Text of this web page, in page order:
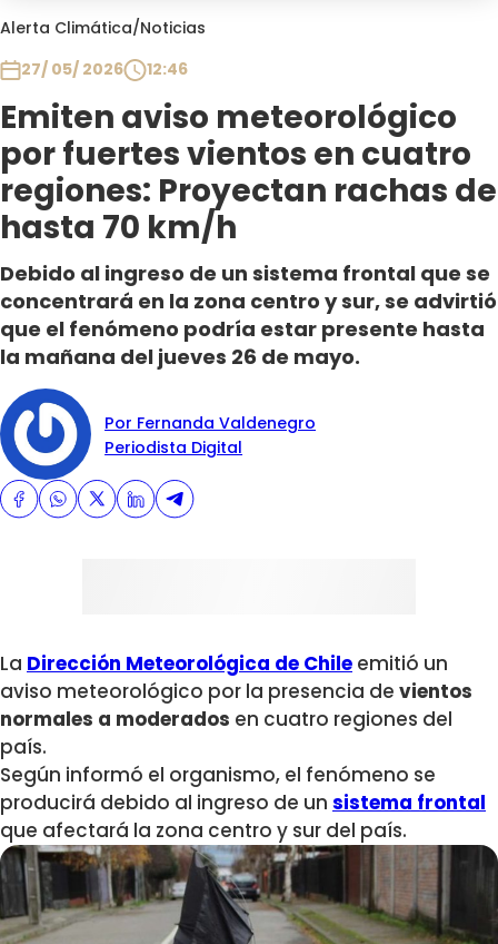
Alerta Climática/Noticias
27/ 05/ 2026
12:46
Emiten aviso meteorológico
por fuertes vientos en cuatro
regiones: Proyectan rachas de
hasta 70 km/h
Debido al ingreso de un sistema frontal que se
concentrará en la zona centro y sur, se advirtió
que el fenómeno podría estar presente hasta
la mañana del jueves 26 de mayo.
Por Fernanda Valdenegro
Periodista Digital
La Dirección Meteorológica de Chile emitió un
aviso meteorológico por la presencia de vientos
normales a moderados en cuatro regiones del
país.
Según informó el organismo, el fenómeno se
producirá debido al ingreso de un sistema frontal
que afectará la zona centro y sur del país.
Club De La Comedia
Plan Perfecto
El Tiempo
Sabingo
Todos Los Programas